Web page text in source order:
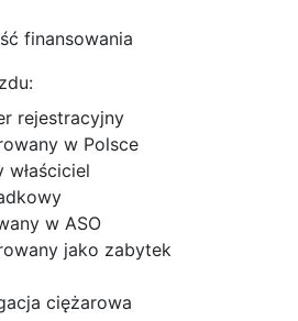
finansowania
rejestracyjny
w Polsce
właściciel
w ASO
jako zabytek
ciężarowa